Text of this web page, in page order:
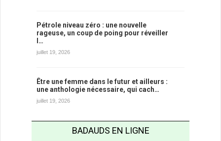
Pétrole niveau zéro : une nouvelle
rageuse, un coup de poing pour réveiller
l…
juillet 19, 2026
Être une femme dans le futur et ailleurs :
une anthologie nécessaire, qui cach…
juillet 19, 2026
BADAUDS EN LIGNE